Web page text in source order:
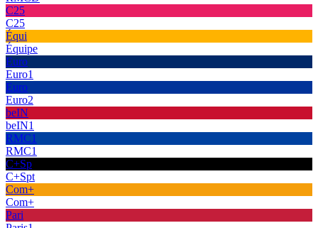
C25
C25
Équi
Équipe
Euro
Euro1
Euro
Euro2
beIN
beIN1
RMC1
RMC1
C+Sp
C+Spt
Com+
Com+
Pari